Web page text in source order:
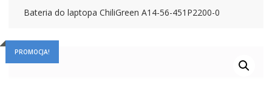
Bateria do laptopa ChiliGreen A14-56-451P2200-0
PROMOCJA!